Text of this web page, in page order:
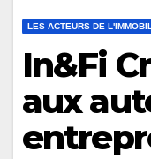
LES ACTEURS DE
In&Fi
aux